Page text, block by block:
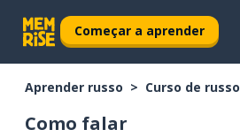
Começar a aprender
Aprender russo Curso de russo
Como falar